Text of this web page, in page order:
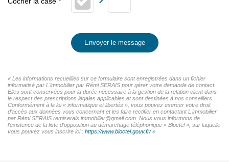
Envoyer le message
« Les informations recueillies sur ce formulaire sont enregistrées dans un fichier
informatisé par L'immobilier par Rémi SERAIS pour gérer votre demande de contact.
Elles sont conservées pour la durée nécessaire à la gestion de la relation client dans
le respect des prescriptions légales applicables et sont destinées à nos conseillers
Conformément à la loi « informatique et libertés », vous pouvez exercer votre droit
d'accès aux données vous concernant et les faire rectifier en contactant L'immobilier
par Rémi SERAIS remiserais.immobilier@gmail.com. Nous vous informons de
l'existence de la liste d'opposition au démarchage téléphonique « Bloctel », sur laquelle
vous pouvez vous inscrire ici : https://www.bloctel.gouv.fr/»